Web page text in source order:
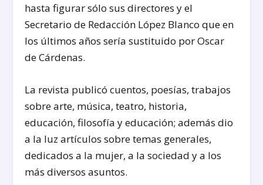
hasta figurar sólo sus directores y el
Secretario de Redacción López Blanco que en
los últimos años sería sustituido por Oscar
de Cárdenas.
La revista publicó cuentos, poesías, trabajos
sobre arte, música, teatro, historia,
educación, filosofía y educación; además dio
a la luz artículos sobre temas generales,
dedicados a la mujer, a la sociedad y a los
más diversos asuntos.